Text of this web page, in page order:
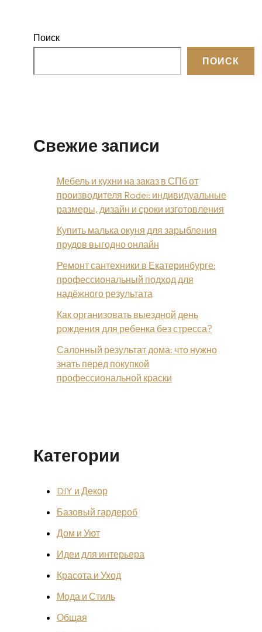
Поиск
ПОИСК
Свежие записи
Мебель и кухни на заказ в СПб от
производителя Rodei: индивидуальные
размеры, дизайн и сроки изготовления
Купить малька окуня для зарыбления
прудов выгодно онлайн
Ремонт сантехники в Екатеринбурге:
профессиональный подход для
надёжного результата
Как организовать выездной день
рождения для ребенка без стресса?
Салонный результат дома: что нужно
знать перед покупкой
профессиональной краски
Категории
DIY и Декор
Базовый гардероб
Дом и Уют
Идеи для интерьера
Красота и Уход
Мода и Стиль
Общая